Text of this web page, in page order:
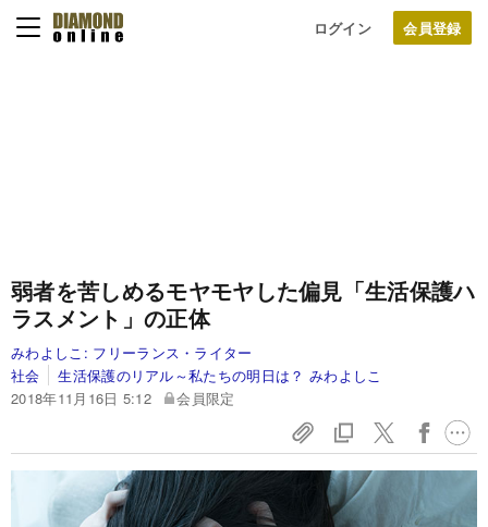
ログイン
弱者を苦しめるモヤモヤした偏見「生活保護ハ
ラスメント」の正体
みわよしこ: フリーランス・ライター
社会
生活保護のリアル～私たちの明日は？ みわよしこ
2018年11月16日 5:12
会員限定